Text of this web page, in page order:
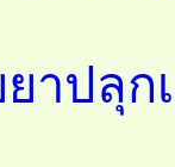
าปลุก